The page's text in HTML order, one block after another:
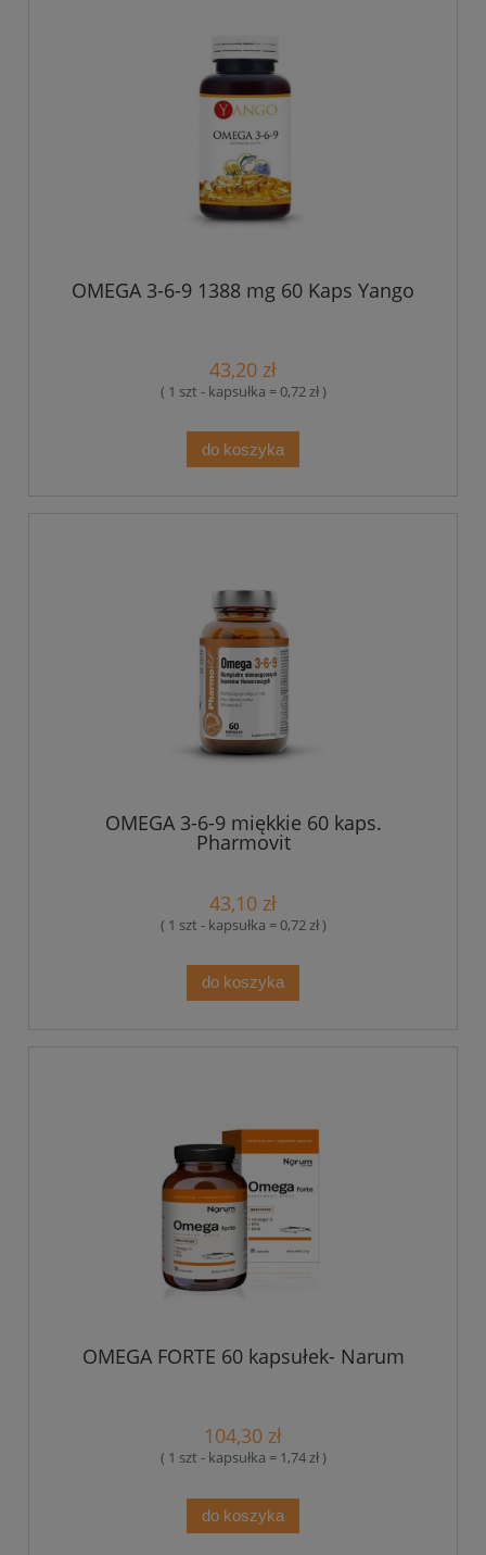
OMEGA 3-6-9 1388 mg 60 Kaps Yango
43,20 zł
( 1 szt - kapsułka = 0,72 zł )
do koszyka
OMEGA 3-6-9 miękkie 60 kaps.
Pharmovit
43,10 zł
( 1 szt - kapsułka = 0,72 zł )
do koszyka
OMEGA FORTE 60 kapsułek- Narum
104,30 zł
( 1 szt - kapsułka = 1,74 zł )
do koszyka